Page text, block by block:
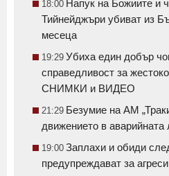
18:00 Напук на Божиите и
Тийнейджъри убиват из
месеца
19:29 Убиха един добър
справедливост за
СНИМКИ и ВИДЕО
21:29 Безумие на АМ
движението в
19:00 Заплахи и обиди
предупреждават за